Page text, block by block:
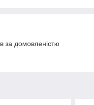
за домовленістю